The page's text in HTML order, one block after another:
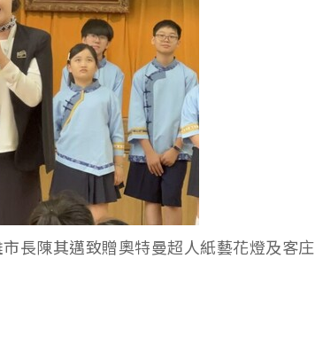
長陳其邁致贈奧特曼超人紙藝花燈及客庄